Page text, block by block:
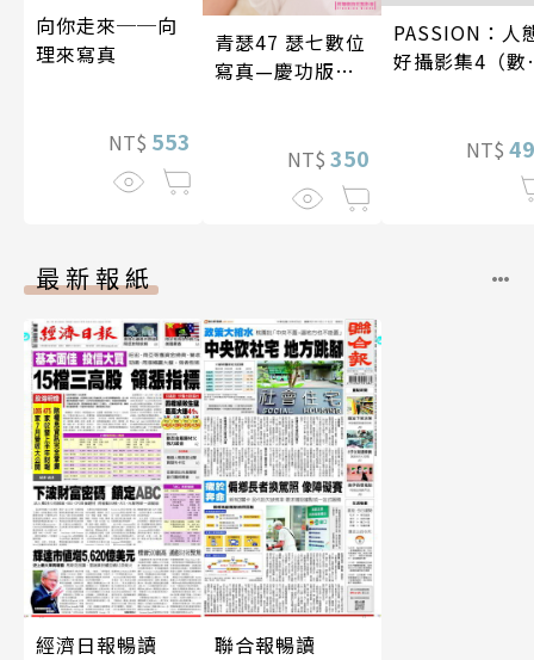
向你走來──向
理來寫真
NT$ 553
青瑟47 瑟七數位
寫真—慶功版
NT$ 350
PASSION：人
好攝影集4（數
NT$
最新報紙
經濟日報暢讀 聯合報暢讀